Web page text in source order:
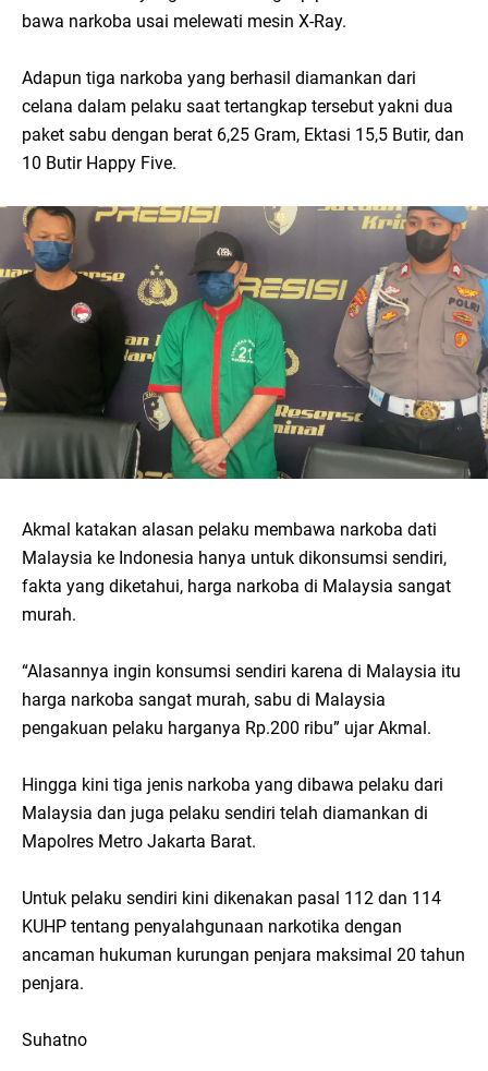
bawa narkoba usai melewati mesin X-Ray.
Adapun tiga narkoba yang berhasil diamankan dari
celana dalam pelaku saat tertangkap tersebut yakni dua
paket sabu dengan berat 6,25 Gram, Ektasi 15,5 Butir, dan
10 Butir Happy Five.
Akmal katakan alasan pelaku membawa narkoba dati
Malaysia ke Indonesia hanya untuk dikonsumsi sendiri,
fakta yang diketahui, harga narkoba di Malaysia sangat
murah.
“Alasannya ingin konsumsi sendiri karena di Malaysia itu
harga narkoba sangat murah, sabu di Malaysia
pengakuan pelaku harganya Rp.200 ribu” ujar Akmal.
Hingga kini tiga jenis narkoba yang dibawa pelaku dari
Malaysia dan juga pelaku sendiri telah diamankan di
Mapolres Metro Jakarta Barat.
Untuk pelaku sendiri kini dikenakan pasal 112 dan 114
KUHP tentang penyalahgunaan narkotika dengan
ancaman hukuman kurungan penjara maksimal 20 tahun
penjara.
Suhatno